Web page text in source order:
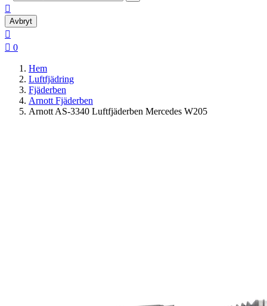

Avbryt

 0
Hem
Luftfjädring
Fjäderben
Arnott Fjäderben
Arnott AS-3340 Luftfjäderben Mercedes W205